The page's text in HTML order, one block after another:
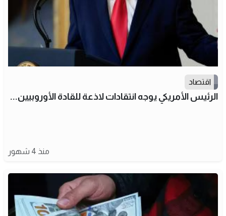
اقتصاد
الرئيس الأمريكي يوجه انتقادات لاذعة للقادة الأوروبيين...
منذ 4 شهور